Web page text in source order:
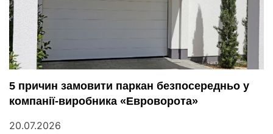
5 причин замовити паркан безпосередньо у
компанії-виробника «Евроворота»
20.07.2026